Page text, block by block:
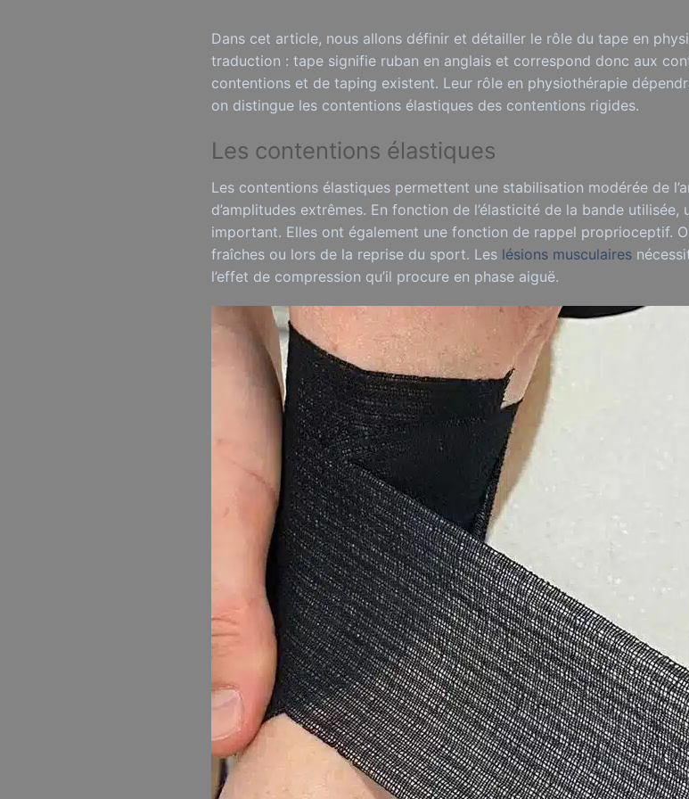
Dans cet article, nous allons définir et détailler le rôle du tape en
traduction : tape signifie ruban en anglais et correspond donc aux
contentions et de taping existent. Leur rôle en physiothérapie
on distingue les contentions élastiques des contentions rigides.
Les contentions élastiques
Les contentions élastiques permettent une stabilisation modérée de
d’amplitudes extrêmes. En fonction de l’élasticité de la bande
important. Elles ont également une fonction de rappel proprioceptif.
fraîches ou lors de la reprise du sport. Les lésions musculaires
l’effet de compression qu’il procure en phase aiguë.